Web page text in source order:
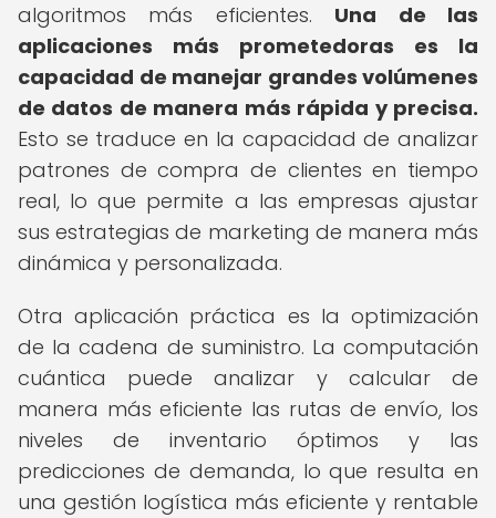
algoritmos más eficientes. Una de las
aplicaciones más prometedoras es la
capacidad de manejar grandes volúmenes
de datos de manera más rápida y precisa.
Esto se traduce en la capacidad de analizar
patrones de compra de clientes en tiempo
real, lo que permite a las empresas ajustar
sus estrategias de marketing de manera más
dinámica y personalizada.
Otra aplicación práctica es la optimización
de la cadena de suministro. La computación
cuántica puede analizar y calcular de
manera más eficiente las rutas de envío, los
niveles de inventario óptimos y las
predicciones de demanda, lo que resulta en
una gestión logística más eficiente y rentable